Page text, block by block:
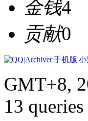
金钱4
贡献0
|Archiver|手机版|小
GMT+8,
13 queries